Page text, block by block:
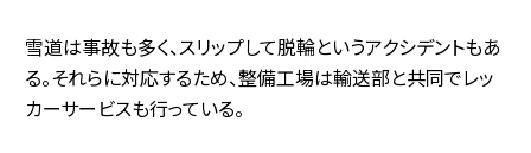
雪道は事故も多く、スリップして脱輪というアクシデントもあ
る。それらに対応するため、整備工場は輸送部と共同でレッ
カーサービスも行っている。